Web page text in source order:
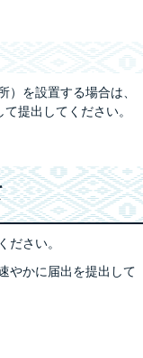
を設置する場合は、
提出してください。
さい。
やかに届出を提出して